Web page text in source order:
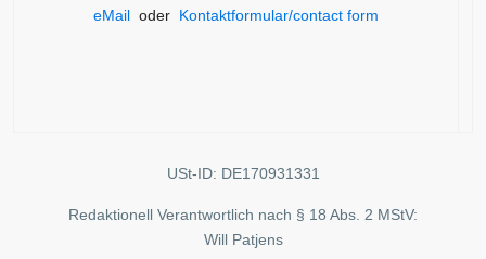
eMail oder Kontaktformular/contact form
USt-ID: DE170931331
Redaktionell Verantwortlich nach § 18 Abs. 2 MStV:
Will Patjens